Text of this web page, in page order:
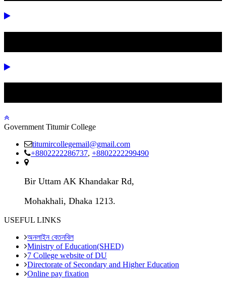
Government Titumir College
titumircollegemail@gmail.com
+8802222286737, +8802222299490
Bir Uttam AK Khandakar Rd,
Mohakhali, Dhaka 1213.
USEFUL LINKS
অনলাইন বেতনবিল
Ministry of Education(SHED)
7 College website of DU
Directorate of Secondary and Higher Education
Online pay fixation